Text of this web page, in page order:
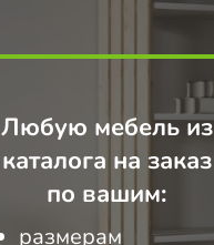
Любую мебель из
каталога на заказ
по вашим:
размерам